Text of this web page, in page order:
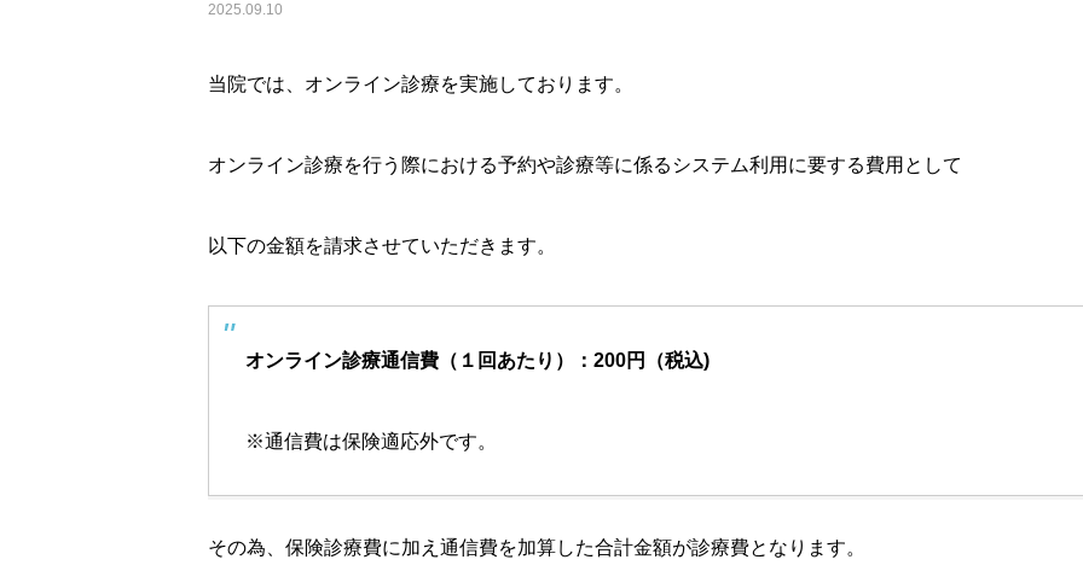
2025.09.10
当院では、オンライン診療を実施しております。
オンライン診療を行う際における予約や診療等に係るシステム利用に要する費用として
以下の金額を請求させていただきます。
オンライン診療通信費（１回あたり）：200円（税込)
※通信費は保険適応外です。
その為、保険診療費に加え通信費を加算した合計金額が診療費となります。